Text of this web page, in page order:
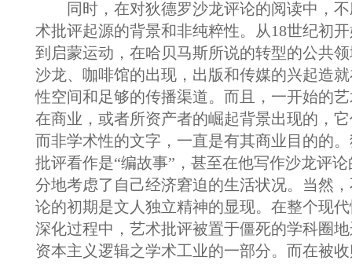
同时，在对狄德罗沙龙评论的阅读中，不
术批评起源的背景和非纯粹性。从18世纪初
到启蒙运动，在哈贝马斯所说的转型的公共
沙龙、咖啡馆的出现，出版和传媒的兴起造
性空间和足够的传播渠道。而且，一开始的
在商业，或者所资产者的崛起背景出现的，
而非学术性的文字，一直是有其商业目的的
批评看作是“编故事”，甚至在他写作沙龙评
分地考虑了自己经济窘迫的生活状况。当然
论的初期是文人独立精神的显现。在整个现
深化过程中，艺术批评被置于僵死的学科圈
资本主义逻辑之学术工业的一部分。而在被